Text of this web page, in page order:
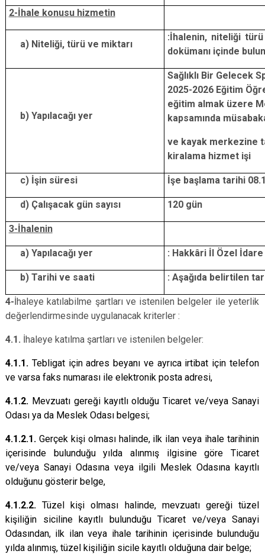
2-İhale konusu hizmetin
a) Niteliği, türü ve miktarı
:İhalenin, niteliği
dokümanı içinde
b) Yapılacağı yer
Sağlıklı Bir Gelecek
2025-2026 Eğitim
eğitim almak üzere
kapsamında
ve kayak merkezine
kiralama hizmet işi
c) İşin süresi İşe başlama tarihi
d) Çalışacak gün sayısı 120 gün
3-İhalenin
a) Yapılacağı yer : Hakkâri İl Özel
b) Tarihi ve saati : Aşağıda belirtilen
4-İhaleye katılabilme şartları ve istenilen belgeler ile yeterlik
değerlendirmesinde uygulanacak kriterler :
4.1. İhaleye katılma şartları ve istenilen belgeler:
4.1.1. Tebligat için adres beyanı ve ayrıca irtibat için telefon
ve varsa faks numarası ile elektronik posta adresi,
4.1.2. Mevzuatı gereği kayıtlı olduğu Ticaret ve/veya Sanayi
Odası ya da Meslek Odası belgesi;
4.1.2.1. Gerçek kişi olması halinde, ilk ilan veya ihale tarihinin
içerisinde bulunduğu yılda alınmış ilgisine göre Ticaret
ve/veya Sanayi Odasına veya ilgili Meslek Odasına kayıtlı
olduğunu gösterir belge,
4.1.2.2. Tüzel kişi olması halinde, mevzuatı gereği tüzel
kişiliğin siciline kayıtlı bulunduğu Ticaret ve/veya Sanayi
Odasından, ilk ilan veya ihale tarihinin içerisinde bulunduğu
yılda alınmış, tüzel kişiliğin sicile kayıtlı olduğuna dair belge;